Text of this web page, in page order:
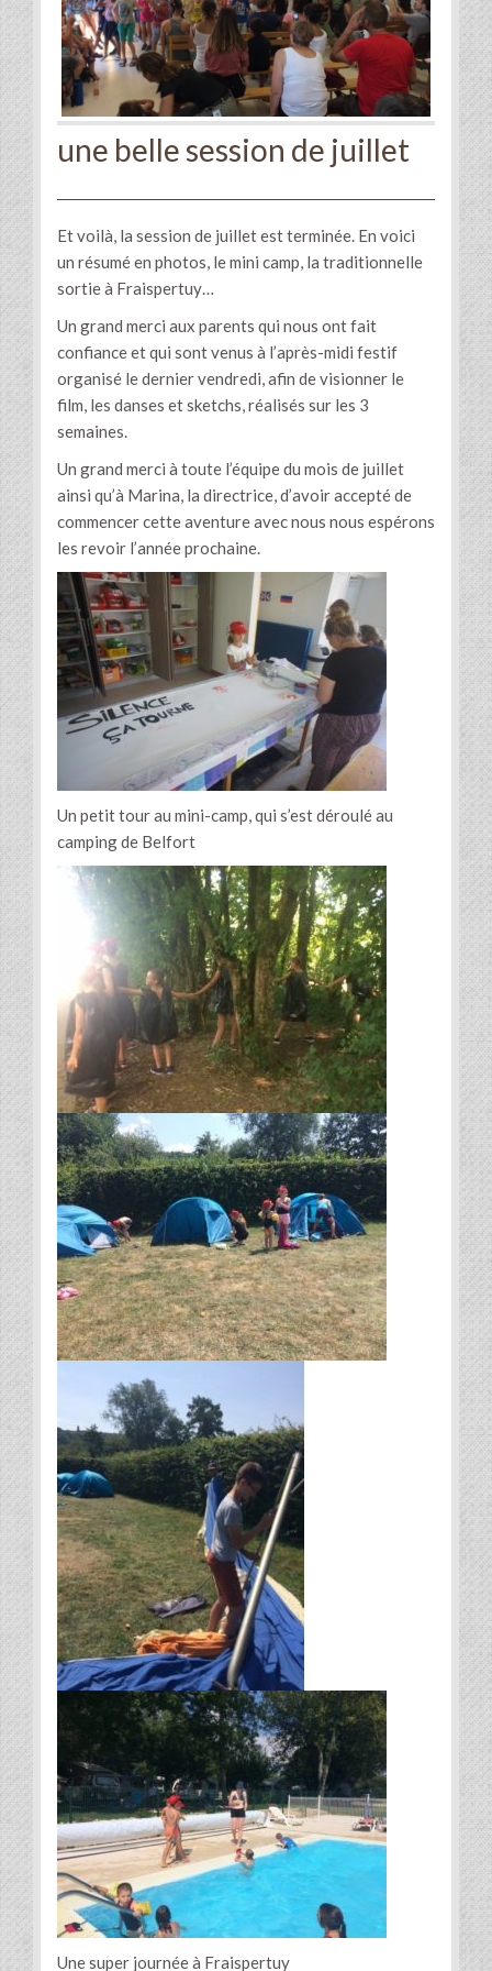
une belle session de juillet
Et voilà, la session de juillet est terminée. En voici
un résumé en photos, le mini camp, la traditionnelle
sortie à Fraispertuy…
Un grand merci aux parents qui nous ont fait
confiance et qui sont venus à l’après-midi festif
organisé le dernier vendredi, afin de visionner le
film, les danses et sketchs, réalisés sur les 3
semaines.
Un grand merci à toute l’équipe du mois de juillet
ainsi qu’à Marina, la directrice, d’avoir accepté de
commencer cette aventure avec nous nous espérons
les revoir l’année prochaine.
Un petit tour au mini-camp, qui s’est déroulé au
camping de Belfort
Une super journée à Fraispertuy